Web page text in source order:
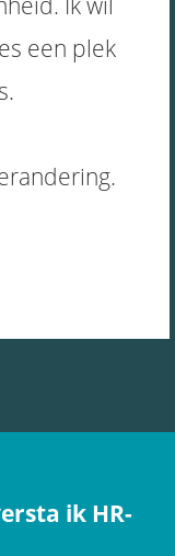
een plek
ik HR-